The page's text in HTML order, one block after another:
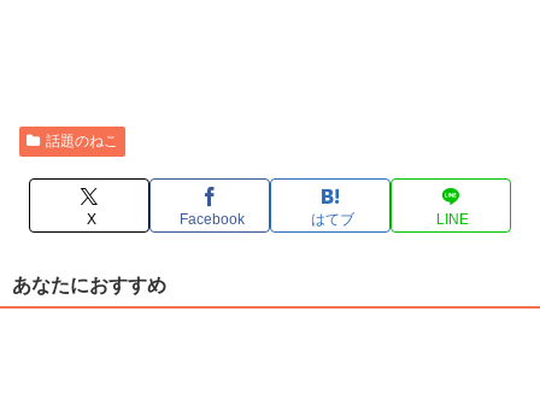
話題のねこ
X Facebook はてブ LINE
あなたにおすすめ